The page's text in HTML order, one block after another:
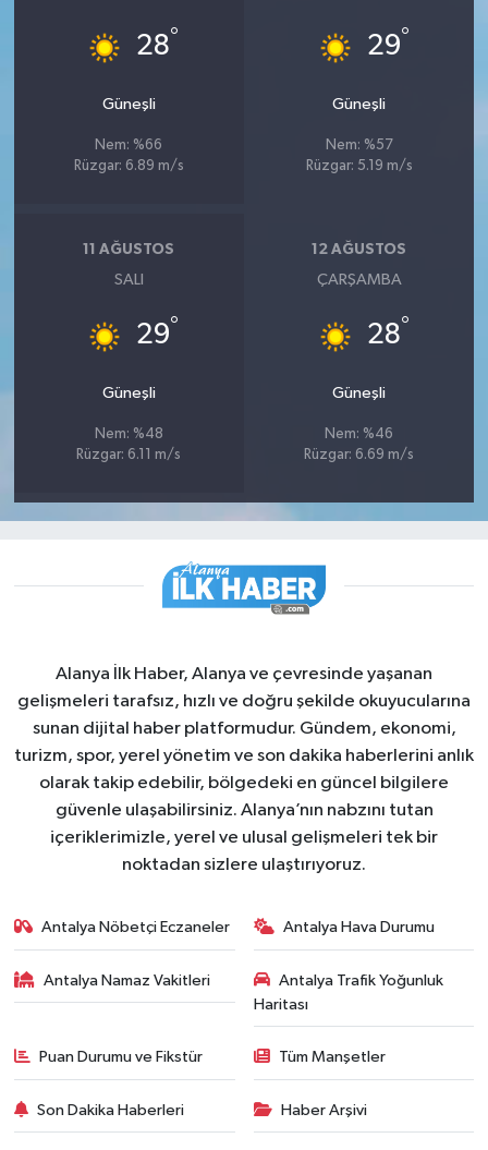
28°
Güneşli
Nem: %66
Rüzgar: 6.89 m/s
29°
Güneşli
Nem: %57
Rüzgar: 5.19 m/s
11 AĞUSTOS
SALI
29°
Güneşli
Nem: %48
Rüzgar: 6.11 m/s
12 AĞUSTOS
ÇARŞAMBA
28°
Güneşli
Nem: %46
Rüzgar: 6.69 m/s
Alanya İlk Haber, Alanya ve çevresinde yaşanan
gelişmeleri tarafsız, hızlı ve doğru şekilde okuyucularına
sunan dijital haber platformudur. Gündem, ekonomi,
turizm, spor, yerel yönetim ve son dakika haberlerini anlık
olarak takip edebilir, bölgedeki en güncel bilgilere
güvenle ulaşabilirsiniz. Alanya’nın nabzını tutan
içeriklerimizle, yerel ve ulusal gelişmeleri tek bir
noktadan sizlere ulaştırıyoruz.
Antalya Nöbetçi Eczaneler Antalya Hava Durumu
Antalya Namaz Vakitleri
Antalya Trafik Yoğunluk
Haritası
Puan Durumu ve Fikstür Tüm Manşetler
Son Dakika Haberleri Haber Arşivi